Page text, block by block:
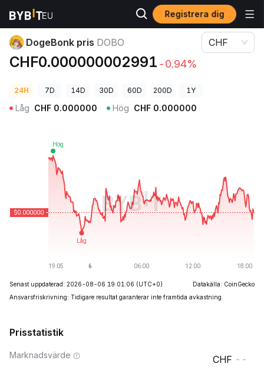
Registrera dig
Kryptopriser DogeBonk pris DOBO
DogeBonk pris DOBO
CHF0.000000002991 -0.94%
CHF
24H 7D 14D 30D 60D 200D 1Y
Låg CHF 0.000000 Hög CHF 0.000000
Senast uppdaterad: 2026-08-06 19:01:06 (UTC+0)
Datakälla: CoinGecko
Ansvarsfriskrivning: Tidigare resultat garanterar inte framtida avkastning.
Prisstatistik
Marknadsvärde --